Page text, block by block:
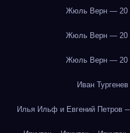
Жюль Верн — 20
Жюль Верн — 20
Жюль Верн — 20
Иван
Илья Ильф и Евгений Петров